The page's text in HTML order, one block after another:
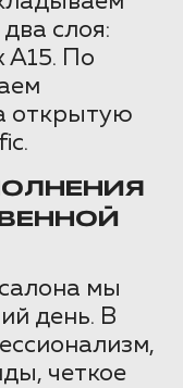
слоя:
A15. По
открытую
мы
день. В
четкое